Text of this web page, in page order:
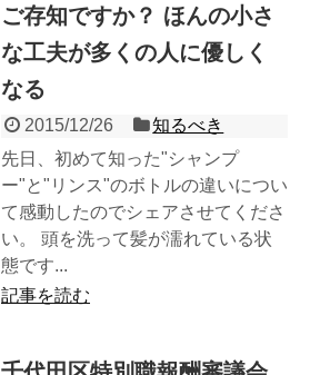
ご存知ですか？ ほんの小さ
な工夫が多くの人に優しく
なる
2015/12/26
知るべき
先日、初めて知った"シャンプ
ー"と"リンス"のボトルの違いについ
て感動したのでシェアさせてくださ
い。 頭を洗って髪が濡れている状
態です...
記事を読む